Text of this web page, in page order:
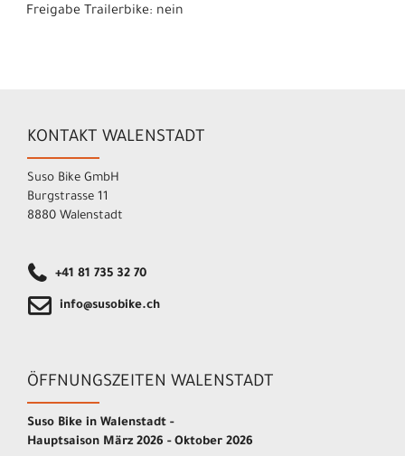
Freigabe Trailerbike: nein
KONTAKT WALENSTADT
Suso Bike GmbH
Burgstrasse 11
8880 Walenstadt
+41 81 735 32 70
info@susobike.ch
ÖFFNUNGSZEITEN WALENSTADT
Suso Bike in Walenstadt -
Hauptsaison März 2026 - Oktober 2026